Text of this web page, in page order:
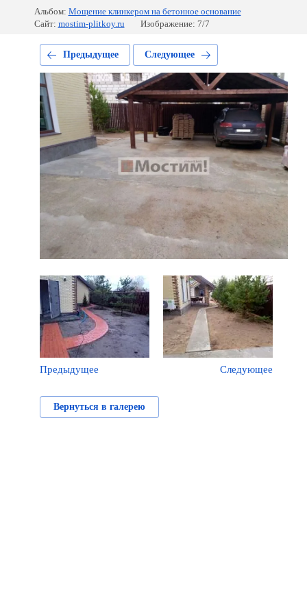
Альбом: Мощение клинкером на бетонное основание
Сайт: mostim-plitkoy.ru Изображение: 7/7
Предыдущее Следующее
Предыдущее Следующее
Вернуться в галерею